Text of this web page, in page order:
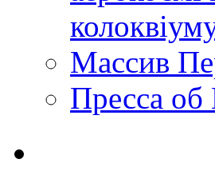
Массив
Пресса